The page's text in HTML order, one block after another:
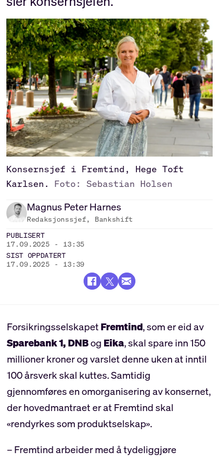
Konsernsjef i Fremtind, Hege Toft
Karlsen.
Foto: Sebastian Holsen
Magnus PeterHarnes
Redaksjonssjef, Bankshift
PUBLISERT
17.09.2025 - 13:35
SIST OPPDATERT
17.09.2025 - 13:39
ForsikringsselskapetFremtind, som er eid av
Sparebank 1, DNBog Eika, skal spare inn 150
millioner kroner og varslet denne uken at inntil
100 årsverk skal kuttes. Samtidig
gjennomføres en omorganisering av konsernet,
der hovedmantraet er at Fremtind skal
«rendyrkes som produktselskap».
– Fremtind arbeider med å tydeliggjøre